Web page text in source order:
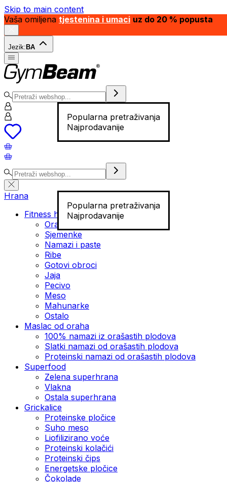
Skip to main content
Vaša omiljena tjestenina i umaci uz do 20 % popusta
Jezik: BA
Popularna pretraživanja
Najprodavanije
Popularna pretraživanja
Najprodavanije
Hrana
Fitness hrana
Orašasti plodovi
Sjemenke
Namazi i paste
Ribe
Gotovi obroci
Jaja
Pecivo
Meso
Mahunarke
Ostalo
Maslac od oraha
100% namazi iz orašastih plodova
Slatki namazi od orašastih plodova
Proteinski namazi od orašastih plodova
Superfood
Zelena superhrana
Vlakna
Ostala superhrana
Grickalice
Proteinske pločice
Suho meso
Liofilizirano voće
Proteinski kolačići
Proteinski čips
Energetske pločice
Čokolade